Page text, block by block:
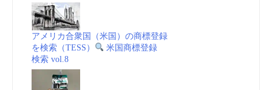
アメリカ合衆国（米国）の商標登録
を検索（TESS）
米国商標登録
検索 vol.8